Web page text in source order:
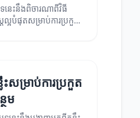
នេះនឹងពិចារណាពីវិធី
ល្អបំផុតសម្រាប់ការប្រកួត
ះសម្រាប់ការប្រកួត
ែម